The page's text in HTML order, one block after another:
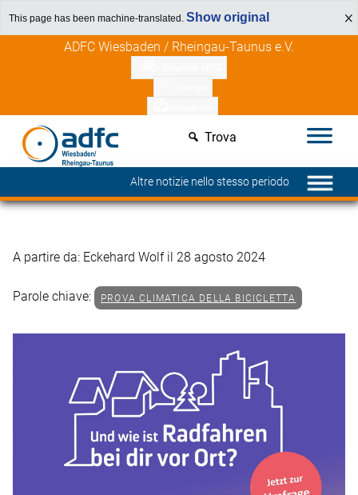
This page has been machine-translated. Show original
Scopri i vantaggi per i membri
ADFC Wiesbaden / Rheingau-Taunus e.V.
Trova
Altre notizie nello stesso periodo
A partire da: Eckehard Wolf il 28 agosto 2024
Parole chiave: PROVA CLIMATICA DELLA BICICLETTA